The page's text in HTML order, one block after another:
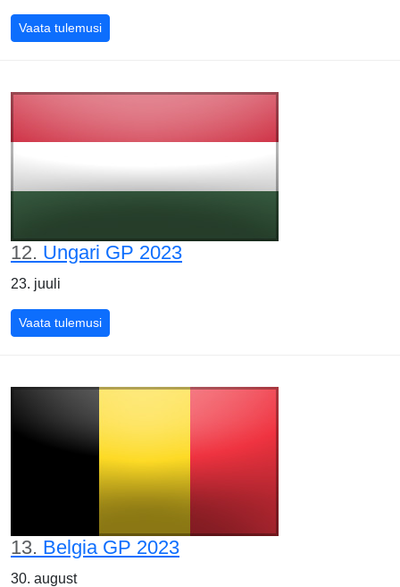
Vaata tulemusiSuurbritannia GP 2023
12. Ungari GP 2023
23. juuli
Vaata tulemusiUngari GP 2023
13. Belgia GP 2023
30. august